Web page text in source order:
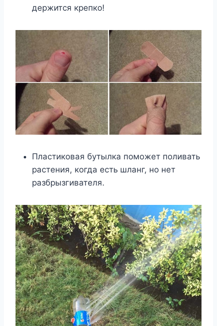
держится крепко!
Пластиковая бутылка поможет поливать
растения, когда есть шланг, но нет
разбрызгивателя.